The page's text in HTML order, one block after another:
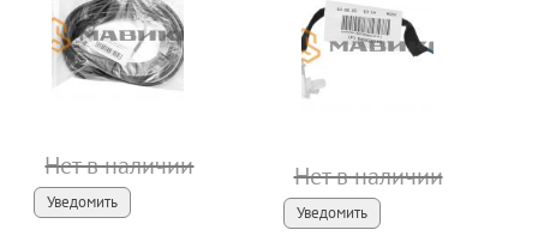
Нет в наличии
Уведомить
Нет в наличии
Уведомить